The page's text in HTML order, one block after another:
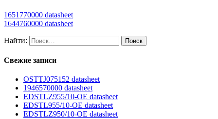
1651770000 datasheet
1644760000 datasheet
Найти:
Свежие записи
OSTTJ075152 datasheet
1946570000 datasheet
EDSTLZ955/10-OE datasheet
EDSTL955/10-OE datasheet
EDSTLZ950/10-OE datasheet